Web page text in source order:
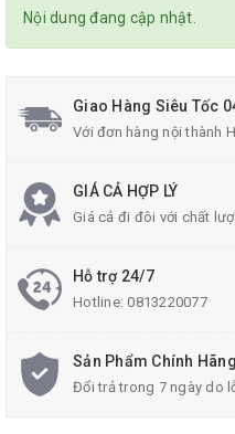
Nội dung đang cập nhật.
Giao Hàng Siêu Tốc
Với đơn hàng nội thành
GIÁ CẢ HỢP LÝ
Giá cả đi đôi với chất
Hỗ trợ 24/7
Hotline:0813220077
Sản Phẩm Chính Hãng
Đổi trả trong 7 ngày do